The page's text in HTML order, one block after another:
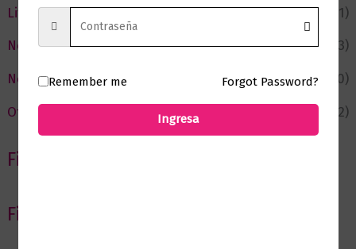
Literatura
(371)
Negocios
(43)
Novedades
(110)
Ofertas
(12)
Filtrar por Autor
Filtrar por editorial
Remember me Forgot Password?
Ingresa